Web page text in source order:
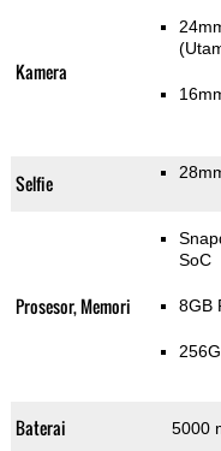
Kamera
Selfie
Prosesor, Memori
SoC
8GB
Baterai 5000